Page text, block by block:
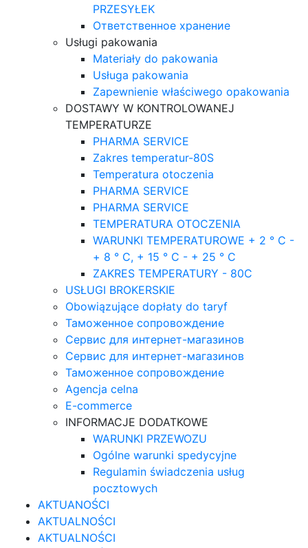
PRZESYŁEK
Ответственное хранение
Usługi pakowania
Materiały do pakowania
Usługa pakowania
Zapewnienie właściwego opakowania
DOSTAWY W KONTROLOWANEJ
TEMPERATURZE
PHARMA SERVICE
Zakres temperatur-80S
Temperatura otoczenia
PHARMA SERVICE
PHARMA SERVICE
TEMPERATURA OTOCZENIA
WARUNKI TEMPERATUROWE + 2 ° C -
+ 8 ° C, + 15 ° C - + 25 ° C
ZAKRES TEMPERATURY - 80C
USŁUGI BROKERSKIE
Obowiązujące dopłaty do taryf
Таможенное сопровождение
Сервис для интернет-магазинов
Сервис для интернет-магазинов
Таможенное сопровождение
Agencja celna
E-commerce
INFORMACJE DODATKOWE
WARUNKI PRZEWOZU
Ogólne warunki spedycyjne
Regulamin świadczenia usług
pocztowych
AKTUANOŚCI
AKTUALNOŚCI
AKTUALNOŚCI